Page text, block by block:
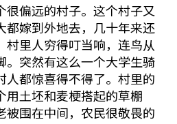
很偏远的村子。这个村子又
都嫁到外地去，几十年来还
村里人穷得叮当响，连鸟从
。突然有这么一个大学生骑
人都惊喜得不得了。村里的
用土坯和麦梗搭起的草棚
被围在中间，农民很敬畏的